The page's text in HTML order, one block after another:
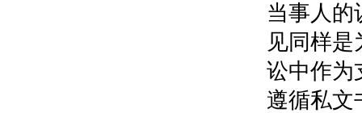
当事人的
见同样
讼中作为
遵循私文